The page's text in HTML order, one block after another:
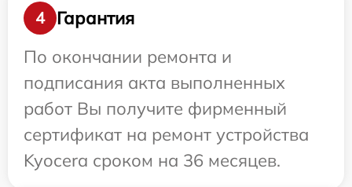
4
Гарантия
По окончании ремонта и
подписания акта выполненных
работ Вы получите фирменный
сертификат на ремонт устройства
Kyocera сроком на 36 месяцев.